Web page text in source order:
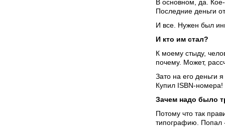
В основном, да.
Последние деньги
И все. Нужен был
И кто им стал?
К моему стыду,
почему. Может,
Зато на его деньги
Купил ISBN-
Зачем надо было
Потому что так
типографию. Попал